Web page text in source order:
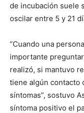
de incubación suele
oscilar entre 5 y 21
“Cuando una
importante
realizó, si mantuvo
tiene algún contacto
síntomas”, sostuvo
síntoma positivo el